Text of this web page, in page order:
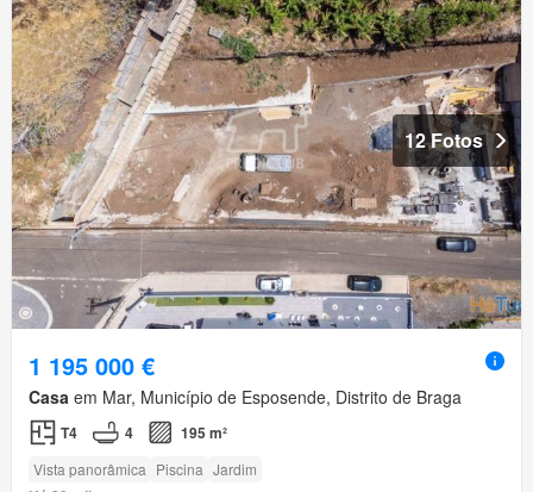
12 Fotos
1 195 000 €
Casa em Mar, Município de Esposende, Distrito de Braga
T4 4 195 m²
Vista panorâmica Piscina Jardim